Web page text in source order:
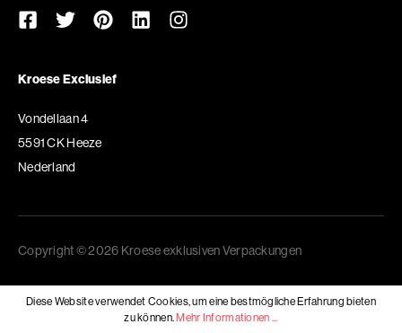
Kroese Exclusief
Vondellaan 4
5591 CK Heeze
Nederland
Copyright © 2026 Kroese exklusiven Verpackungen
Diese Website verwendet Cookies, um eine bestmögliche Erfahrung bieten
zu können.Mehr Informationen ...